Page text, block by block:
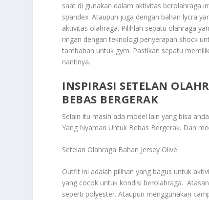
saat di gunakan dalam aktivitas berolahraga
spandex. Ataupun juga dengan bahan lycra
aktivitas olahraga. Pilihlah sepatu olahraga
ringan dengan teknologi penyerapan shock
tambahan untuk gym. Pastikan sepatu
nantinya.
INSPIRASI SETELAN
BEBAS BERGERAK
Selain itu masih ada model lain yang bisa
Yang Nyaman Untuk Bebas Bergerak. Dan
Setelan Olahraga Bahan Jersey Olive
Outfit ini adalah pilihan yang bagus untuk
yang cocok untuk kondisi berolahraga.
seperti polyester. Ataupun menggunakan